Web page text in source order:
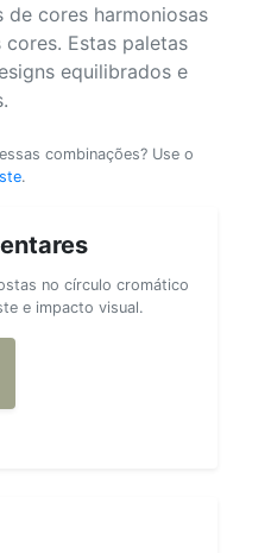
de cores harmoniosas
Estas paletas
equilibrados e
combinações? Use o
.
no círculo cromático
e impacto visual.